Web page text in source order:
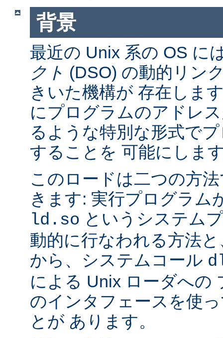
背景
最近の Unix 系の OS に
クト (DSO) の動的リン
きいた機構が 存在しま
にプログラムのアドレ
るような特別な形式で
することを 可能にしま
このロードは二つの方
きます: 実行プログラム
ld.so というシステム
動的に行なわれる方法
から、システムコール
による Unix ローダへの
のインタフェースを使
とが あります。